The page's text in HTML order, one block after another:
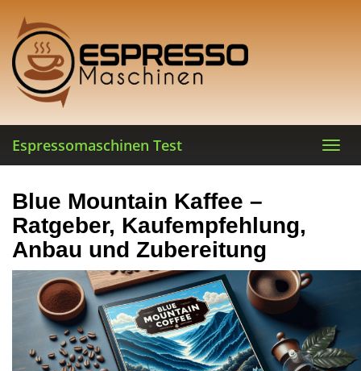
main
content
Espressomaschinen Test
Blue Mountain Kaffee –
Ratgeber, Kaufempfehlung,
Anbau und Zubereitung